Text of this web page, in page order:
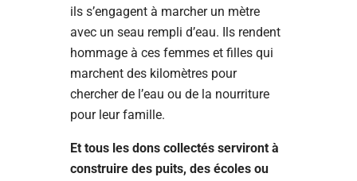
ils s’engagent à marcher un mètre
avec un seau rempli d’eau. Ils rendent
hommage à ces femmes et filles qui
marchent des kilomètres pour
chercher de l’eau ou de la nourriture
pour leur famille.
Et tous les dons collectés serviront à
construire des puits, des écoles ou